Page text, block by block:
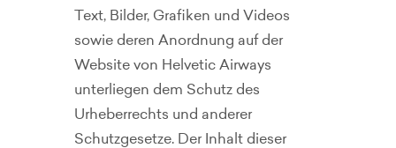
Text, Bilder, Grafiken und Videos
sowie deren Anordnung auf der
Website von Helvetic Airways
unterliegen dem Schutz des
Urheberrechts und anderer
Schutzgesetze. Der Inhalt dieser